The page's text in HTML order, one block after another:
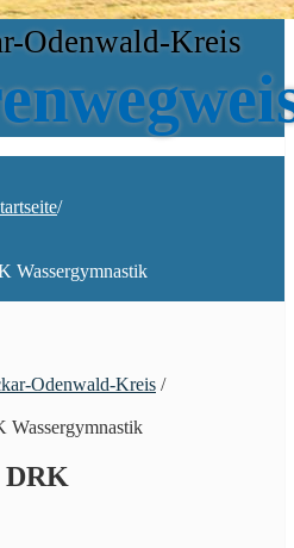
Odenwald-Kreis
/
Wassergymnastik
Odenwald-Kreis /
Wassergymnastik
DRK